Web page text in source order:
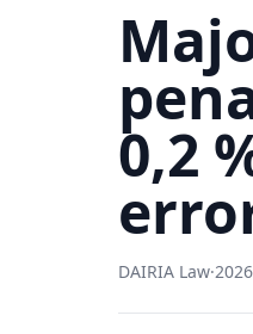
0,2
DAIRIA Law·